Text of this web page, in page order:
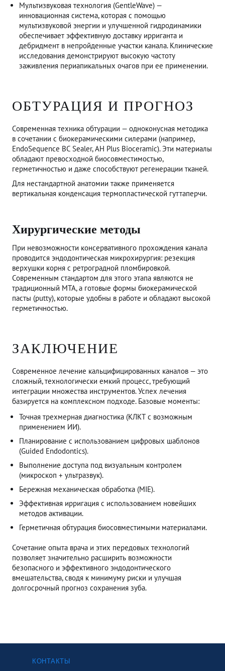
Мультизвуковая технология (GentleWave) —
инновационная система, которая с помощью
мультизвуковой энергии и улучшенной гидродинамики
обеспечивает эффективную доставку ирриганта и
дебридмент в непройденные участки канала. Клинические
исследования демонстрируют высокую частоту
заживления периапикальных очагов при ее применении.
ОБТУРАЦИЯ И ПРОГНОЗ
Современная техника обтурации — одноконусная методика
в сочетании с биокерамическими силерами (например,
EndoSequence BC Sealer, AH Plus Bioceramic). Эти материалы
обладают превосходной биосовместимостью,
герметичностью и даже способствуют регенерации тканей.
Для нестандартной анатомии также применяется
вертикальная конденсация термопластической гуттаперчи.
Хирургические методы
При невозможности консервативного прохождения канала
проводится эндодонтическая микрохирургия: резекция
верхушки корня с ретроградной пломбировкой.
Современным стандартом для этого этапа являются не
традиционный MTA, а готовые формы биокерамической
пасты (putty), которые удобны в работе и обладают высокой
герметичностью.
ЗАКЛЮЧЕНИЕ
Современное лечение кальцифицированных каналов — это
сложный, технологически емкий процесс, требующий
интеграции множества инструментов. Успех лечения
базируется на комплексном подходе. Базовые моменты:
Точная трехмерная диагностика (КЛКТ с возможным
применением ИИ).
Планирование с использованием цифровых шаблонов
(Guided Endodontics).
Выполнение доступа под визуальным контролем
(микроскоп + ультразвук).
Бережная механическая обработка (MIE).
Эффективная ирригация с использованием новейших
методов активации.
Герметичная обтурация биосовместимыми материалами.
Сочетание опыта врача и этих передовых технологий
позволяет значительно расширить возможности
безопасного и эффективного эндодонтического
вмешательства, сводя к минимуму риски и улучшая
долгосрочный прогноз сохранения зуба.
КОНТАКТЫ